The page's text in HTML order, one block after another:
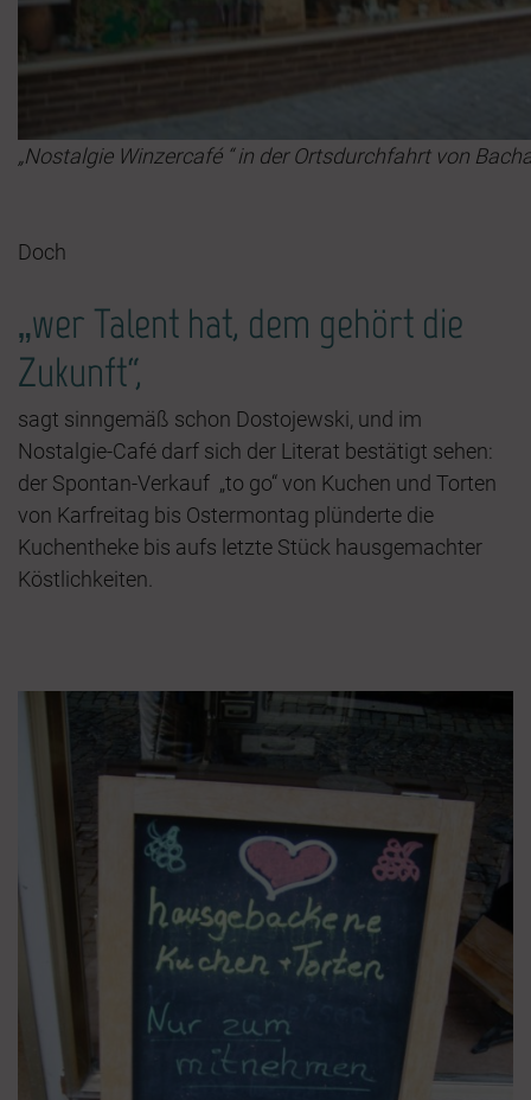
„Nostalgie Winzercafé “ in der Ortsdurchfahrt von
Doch
„wer Talent hat, dem gehört die
Zukunft“,
sagt sinngemäß schon Dostojewski, und im
Nostalgie-Café darf sich der Literat bestätigt sehen:
der Spontan-Verkauf „to go“ von Kuchen und Torten
von Karfreitag bis Ostermontag plünderte die
Kuchentheke bis aufs letzte Stück hausgemachter
Köstlichkeiten.